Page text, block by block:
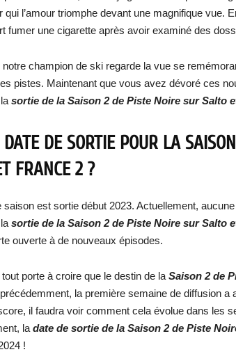
qui l’amour triomphe devant une magnifique vue.
fumer une cigarette après avoir examiné des
notre champion de ski regarde la vue se
pistes. Maintenant que vous avez dévoré ces
sortie de la Saison 2 de Piste Noire sur Salto
DATE DE SORTIE POUR LA
FRANCE 2 ?
saison est sortie début 2023. Actuellement,
sortie de la Saison 2 de Piste Noire sur Salto
ouverte à de nouveaux épisodes.
porte à croire que le destin de la Saison 2 de
la première semaine de diffusion a
il faudra voir comment cela évolue dans les
la date de sortie de la Saison 2 de Piste
!